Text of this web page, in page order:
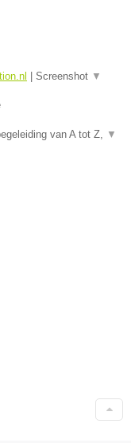
Screenshot ▼
van A tot Z, ▼